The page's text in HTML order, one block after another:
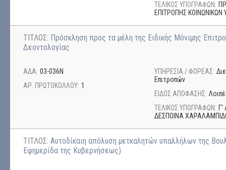
ΤΕΛΙΚΟΣ ΥΠΟΓΡΑΦΩΝ:
ΕΠΙΤΡΟΠΗΣ
ΤΙΤΛΟΣ: Πρόσκληση προς τα μέλη της Ειδικής Μόνιμης
Δεοντολογίας
ΑΔΑ: 03-036Ν
ΑΡ. ΠΡΩΤΟΚΟΛΛΟΥ: 1
ΥΠΗΡΕΣΙΑ / ΦΟΡΕΑΣ:
Επιτροπών
ΕΙΔΟΣ ΑΠΟΦΑΣΗΣ:
ΤΕΛΙΚΟΣ ΥΠΟΓΡΑΦΩΝ: Γ'
ΔΕΣΠΟΙΝΑ
ΤΙΤΛΟΣ: Αυτοδίκαιη απόλυση μετκαλητών υπαλλήλων της
Εφημερίδα της Κυβερνήσεως)